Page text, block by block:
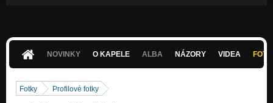
NOVINKY O KAPELE ALBA NÁZORY VIDEA
Fotky Profilové fotky